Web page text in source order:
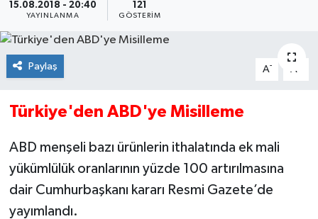
15.08.2018 - 20:40
YAYINLANMA
121
GÖSTERIM
Paylaş A- A
Türkiye'den ABD'ye Misilleme
ABD menşeli bazı ürünlerin ithalatında ek mali
yükümlülük oranlarının yüzde 100 artırılmasına
dair Cumhurbaşkanı kararı Resmi Gazete’de
yayımlandı.